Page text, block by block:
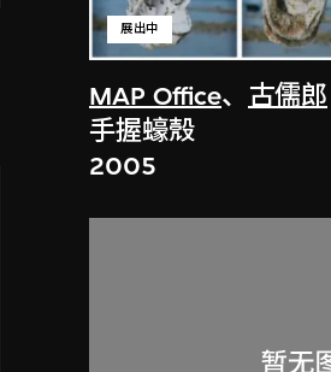
MAP Office、 古儒郎
展出中
手握蠔殼
2005